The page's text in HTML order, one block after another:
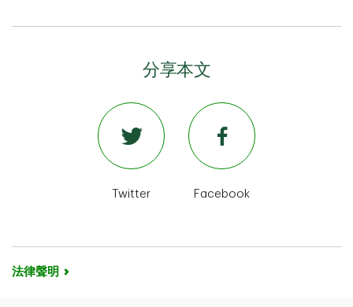
分享本文
Twitter Facebook
法律聲明